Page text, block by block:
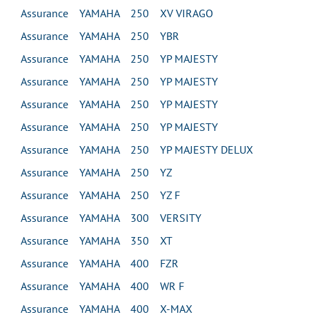
Assurance YAMAHA 250 XV VIRAGO
Assurance YAMAHA 250 YBR
Assurance YAMAHA 250 YP MAJESTY
Assurance YAMAHA 250 YP MAJESTY
Assurance YAMAHA 250 YP MAJESTY
Assurance YAMAHA 250 YP MAJESTY
Assurance YAMAHA 250 YP MAJESTY DELUX
Assurance YAMAHA 250 YZ
Assurance YAMAHA 250 YZ F
Assurance YAMAHA 300 VERSITY
Assurance YAMAHA 350 XT
Assurance YAMAHA 400 FZR
Assurance YAMAHA 400 WR F
Assurance YAMAHA 400 X-MAX